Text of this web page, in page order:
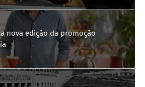
nova edição da promoção